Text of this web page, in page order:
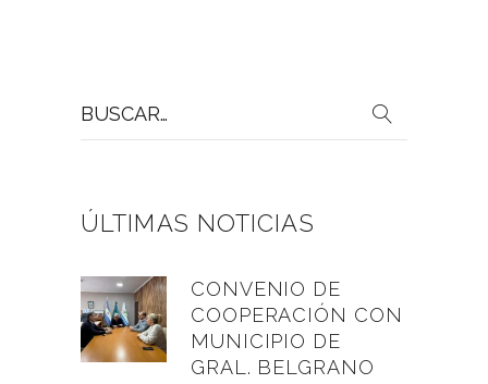
por:
ÚLTIMAS NOTICIAS
CONVENIO DE
COOPERACIÓN CON
MUNICIPIO DE
GRAL. BELGRANO